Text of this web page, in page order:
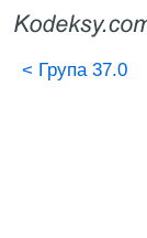
< Група 37.0